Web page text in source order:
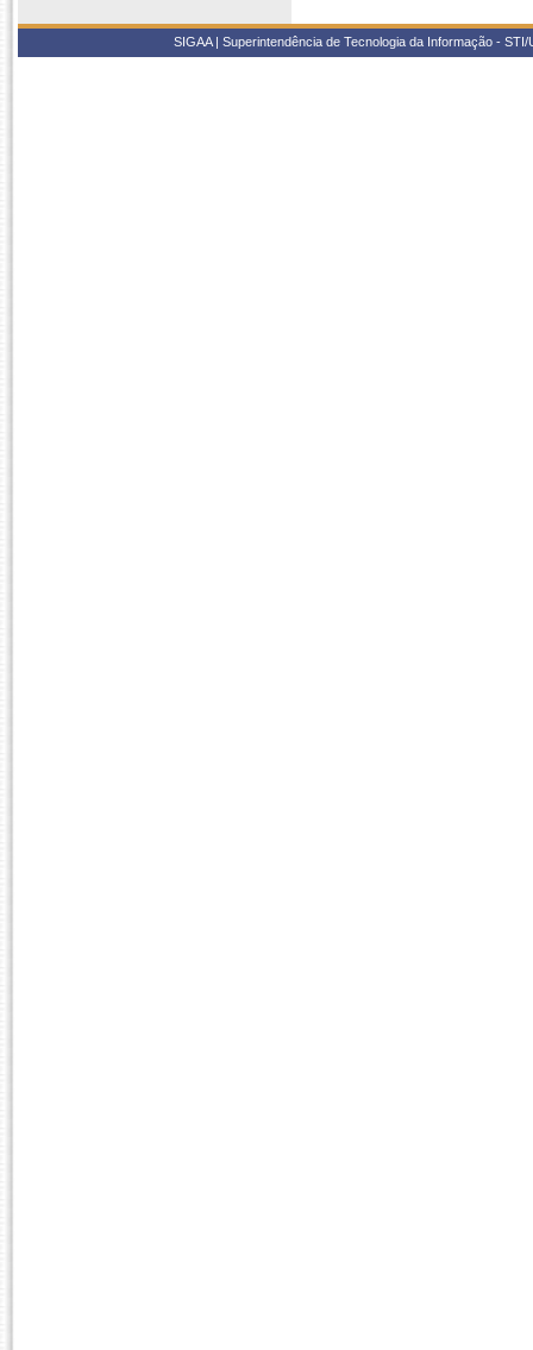
SIGAA | Superintendência de Tecnologia da Informação -